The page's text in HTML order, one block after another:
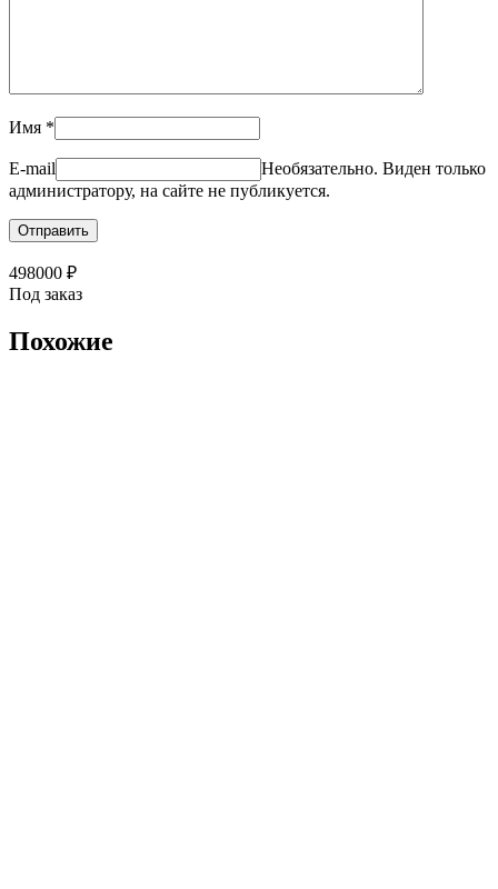
Имя *
E-mail
Необязательно. Виден только
администратору, на сайте не публикуется.
498000 ₽
Под заказ
Похожие